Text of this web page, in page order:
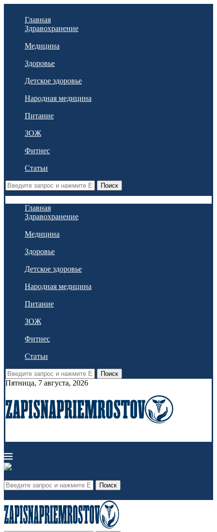
Главная
Здравохранение
Медицина
Здоровье
Детское здоровье
Народная медицина
Питание
ЗОЖ
Фитнес
Статьи
Поиск
Главная
Здравохранение
Медицина
Здоровье
Детское здоровье
Народная медицина
Питание
ЗОЖ
Фитнес
Статьи
Поиск
Пятница, 7 августа, 2026
Поиск